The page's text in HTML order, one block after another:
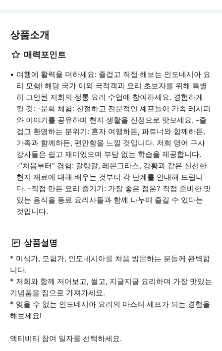
상품소개
매력포인트
여행에 활력을 더하세요: 즐겁고 직접 해보는 인도네시아 요
리 모험! 해당 국가 이외 국적객과 요리 초보자를 위해 특별
히 고안된 저희의 정통 요리 수업에 참여하세요. 경험하게
될 것: -문화 체험: 친절하고 전문적인 셰프들이 가족 레시피
와 이야기를 공유하며 현지 생활을 진정으로 맛보세요. -즐
겁고 환영하는 분위기: 혼자 여행하든, 파트너와 함께하든,
가족과 함께하든, 편안함을 느낄 것입니다. 저희 영어 구사
강사들은 쉽고 재미있으며 부담 없는 학습을 제공합니다.
-“처음부터” 경험: 갈랑갈, 레몬그라스, 강황과 같은 신선한
현지 재료에 대해 배우는 것부터 각 단계를 안내해 드립니
다. -직접 만든 요리 즐기기: 가장 좋은 점은? 직접 준비한 맛
있는 음식을 동료 요리사들과 함께 나누며 즐길 수 있다는
것입니다.
상품설명
* 미식가, 모험가, 인도네시아를 처음 방문하는 분들께 완벽합
니다.
* 저희와 함께 저어보고, 썰고, 지글지글 요리하며 가장 맛있는
기념품을 집으로 가져가세요.
* 잊을 수 없는 인도네시아 요리의 마스터 셰프가 되는 경험을
해보세요!
액티비티 참여 일자를 선택하세요.